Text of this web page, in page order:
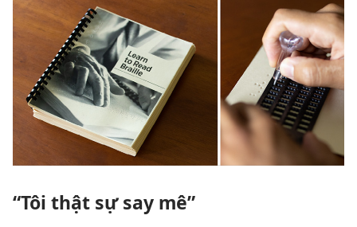
“Tôi thật sự say mê”